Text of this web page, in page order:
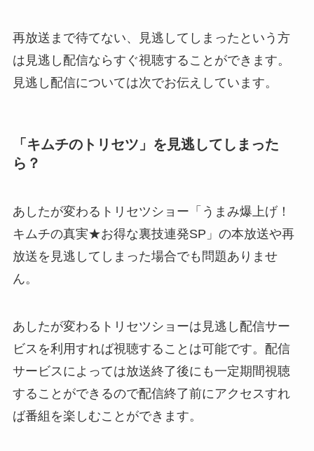
再放送まで待てない、見逃してしまったという方
は見逃し配信ならすぐ視聴することができます。
見逃し配信については次でお伝えしています。
「キムチのトリセツ」を見逃してしまった
ら？
あしたが変わるトリセツショー「うまみ爆上げ！
キムチの真実★お得な裏技連発SP」の本放送や再
放送を見逃してしまった場合でも問題ありませ
ん。
あしたが変わるトリセツショーは見逃し配信サー
ビスを利用すれば視聴することは可能です。配信
サービスによっては放送終了後にも一定期間視聴
することができるので配信終了前にアクセスすれ
ば番組を楽しむことができます。